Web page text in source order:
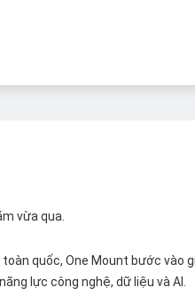
vừa qua.
quốc, One Mount bước vào
lực công nghệ, dữ liệu và AI.